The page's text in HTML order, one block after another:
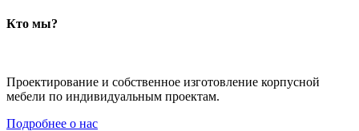
Кто мы?
Проектирование и собственное изготовление корпусной
мебели по индивидуальным проектам.
Подробнее о нас